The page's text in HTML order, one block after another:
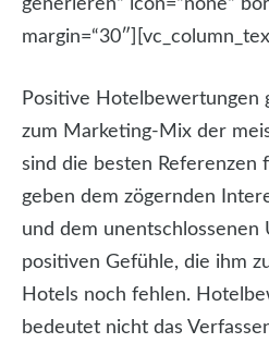
generieren“ icon=“none“
Positive Hotelbewertungen
zum Marketing-Mix der
sind die besten Referenzen
geben dem zögernden
und dem unentschlossenen
positiven Gefühle, die ihm
Hotels noch fehlen.
bedeutet nicht das